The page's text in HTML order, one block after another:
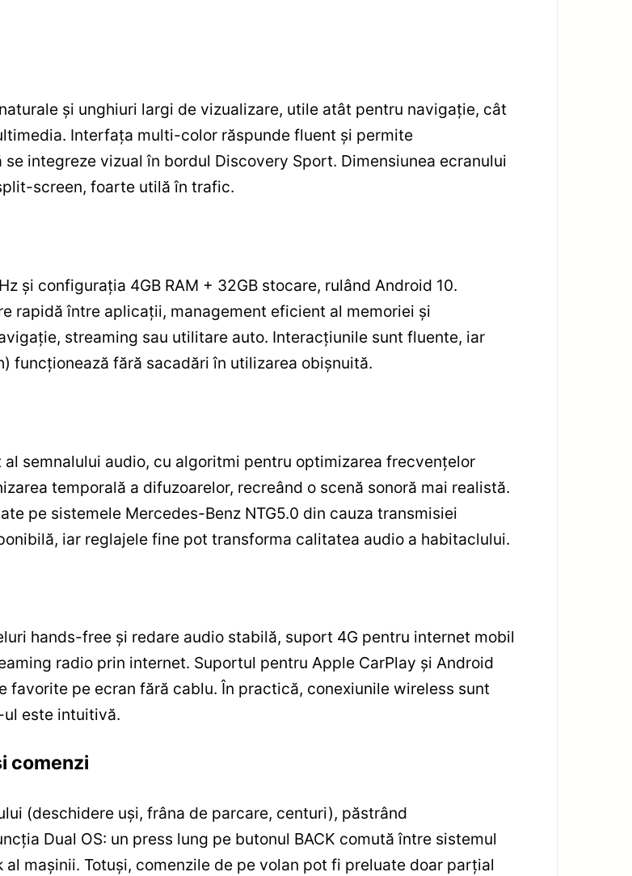
și unghiuri largi de vizualizare, utile atât pentru navigație, cât
Interfața multi-color răspunde fluent și permite
integreze vizual în bordul Discovery Sport. Dimensiunea ecranului
screen, foarte utilă în trafic.
și configurația 4GB RAM + 32GB stocare, rulând Android 10.
rapidă între aplicații, management eficient al memoriei și
streaming sau utilitare auto. Interacțiunile sunt fluente, iar
fără sacadări în utilizarea obișnuită.
semnalului audio, cu algoritmi pentru optimizarea frecvențelor
temporală a difuzoarelor, recreând o scenă sonoră mai realistă.
pe sistemele Mercedes-Benz NTG5.0 din cauza transmisiei
iar reglajele fine pot transforma calitatea audio a habitaclului.
hands-free și redare audio stabilă, suport 4G pentru internet mobil
radio prin internet. Suportul pentru Apple CarPlay și Android
pe ecran fără cablu. În practică, conexiunile wireless sunt
este intuitivă.
comenzi
(deschidere uși, frâna de parcare, centuri), păstrând
Dual OS: un press lung pe butonul BACK comută între sistemul
mașinii. Totuși, comenzile de pe volan pot fi preluate doar parțial